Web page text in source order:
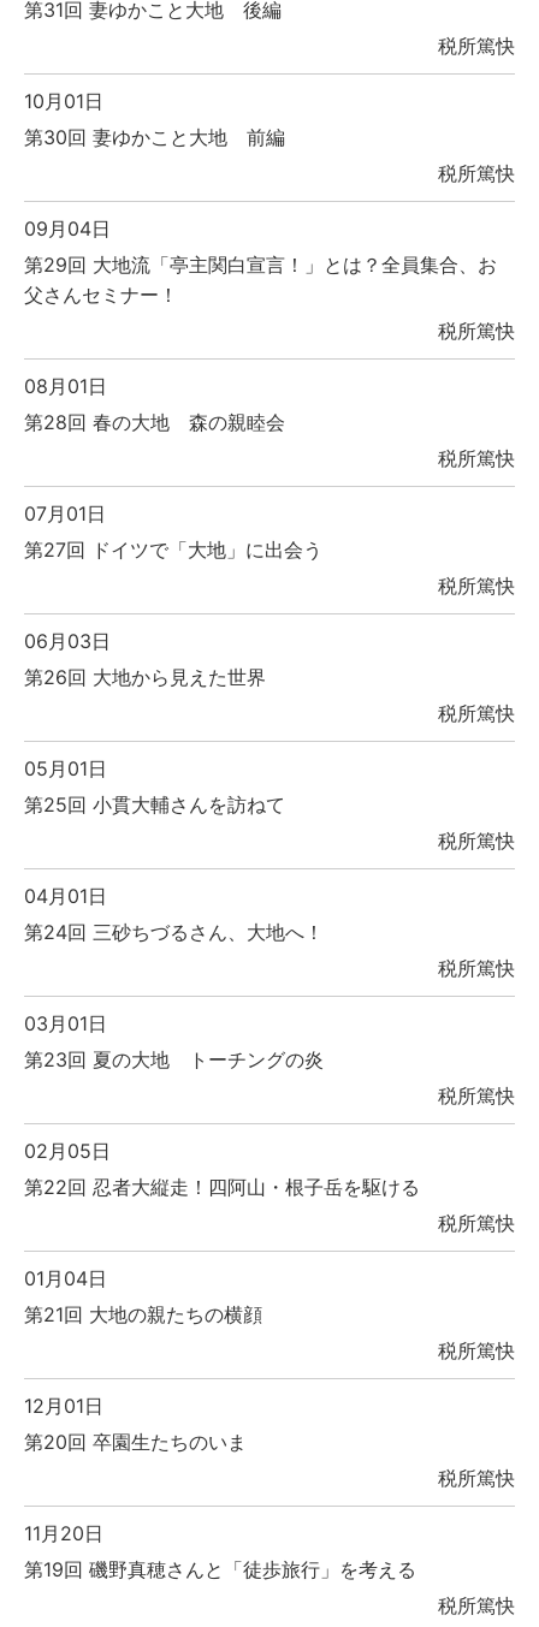
第31回 妻ゆかこと大地 後編
税所篤快
10月01日
第30回 妻ゆかこと大地 前編
税所篤快
09月04日
第29回 大地流「亭主関白宣言！」とは？全員集合、お
父さんセミナー！
税所篤快
08月01日
第28回 春の大地 森の親睦会
税所篤快
07月01日
第27回 ドイツで「大地」に出会う
税所篤快
06月03日
第26回 大地から見えた世界
税所篤快
05月01日
第25回 小貫大輔さんを訪ねて
税所篤快
04月01日
第24回 三砂ちづるさん、大地へ！
税所篤快
03月01日
第23回 夏の大地 トーチングの炎
税所篤快
02月05日
第22回 忍者大縦走！四阿山・根子岳を駆ける
税所篤快
01月04日
第21回 大地の親たちの横顔
税所篤快
12月01日
第20回 卒園生たちのいま
税所篤快
11月20日
第19回 磯野真穂さんと「徒歩旅行」を考える
税所篤快